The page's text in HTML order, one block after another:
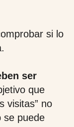
si lo
ser
que
visitas” no
se puede